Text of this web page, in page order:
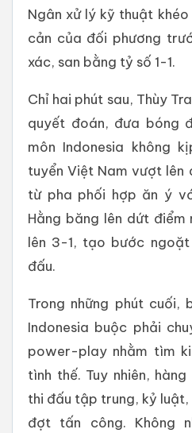
Ngân xử lý kỹ thuật
cản của đối phương
xác, san bằng tỷ số 1-1.
Chỉ hai phút sau, Thùy
quyết đoán, đưa bóng
môn Indonesia không
tuyển Việt Nam vượt lên
từ pha phối hợp ăn ý
Hằng băng lên dứt điểm
lên 3-1, tạo bước
đấu.
Trong những phút
Indonesia buộc phải
power-play nhằm tìm
tình thế. Tuy nhiên,
thi đấu tập trung, kỷ
đợt tấn công. Không